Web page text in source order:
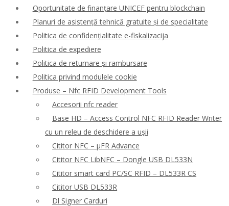
Oportunitate de finanțare UNICEF pentru blockchain
Planuri de asistență tehnică gratuite și de specialitate
Politica de confidențialitate e-fiskalizacija
Politica de expediere
Politica de returnare și rambursare
Politica privind modulele cookie
Produse – Nfc RFID Development Tools
Accesorii nfc reader
Base HD – Access Control NFC RFID Reader Writer
cu un releu de deschidere a ușii
Cititor NFC – μFR Advance
Cititor NFC LibNFC – Dongle USB DL533N
Cititor smart card PC/SC RFID – DL533R CS
Cititor USB DL533R
Dl Signer Carduri